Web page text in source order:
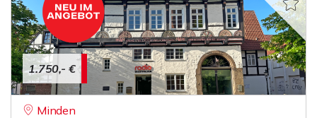
1.750,- €
Minden